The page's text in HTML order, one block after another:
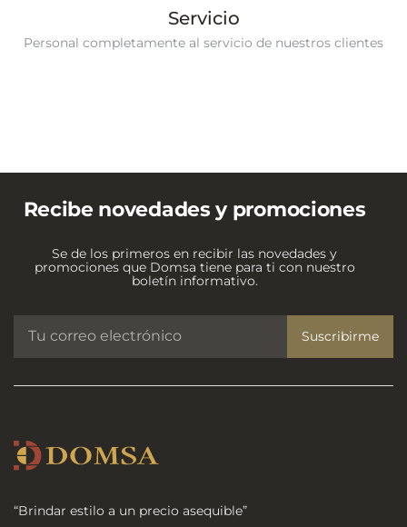
Servicio
Personal completamente al servicio de nuestros clientes
Recibe novedades y promociones
Se de los primeros en recibir las novedades y
promociones que Domsa tiene para ti con nuestro
boletín informativo.
Suscribirme
“Brindar estilo a un precio asequible”